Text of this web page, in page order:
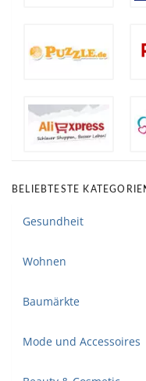
BELIEBTESTE
Gesundheit
Wohnen
Baumärkte
Mode und Accessoires